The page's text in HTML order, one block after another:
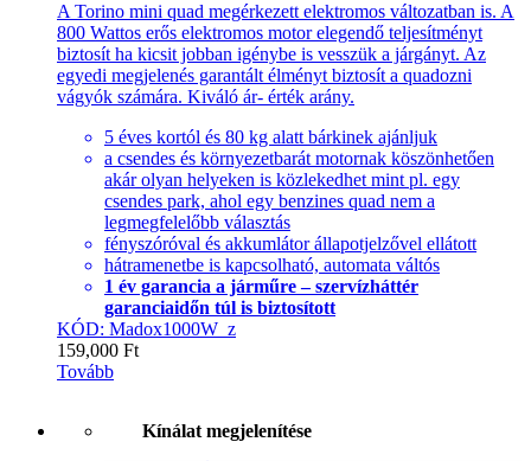
A Torino mini quad megérkezett elektromos változatban is. A
800 Wattos erős elektromos motor elegendő teljesítményt
biztosít ha kicsit jobban igénybe is vesszük a járgányt. Az
egyedi megjelenés garantált élményt biztosít a quadozni
vágyók számára. Kiváló ár- érték arány.
5 éves kortól és 80 kg alatt bárkinek ajánljuk
a csendes és környezetbarát motornak köszönhetően
akár olyan helyeken is közlekedhet mint pl. egy
csendes park, ahol egy benzines quad nem a
legmegfelelőbb választás
fényszóróval és akkumlátor állapotjelzővel ellátott
hátramenetbe is kapcsolható, automata váltós
1 év garancia a járműre – szervízháttér
garanciaidőn túl is biztosított
KÓD: Madox1000W_z
159,000 Ft
Tovább
Kínálat megjelenítése